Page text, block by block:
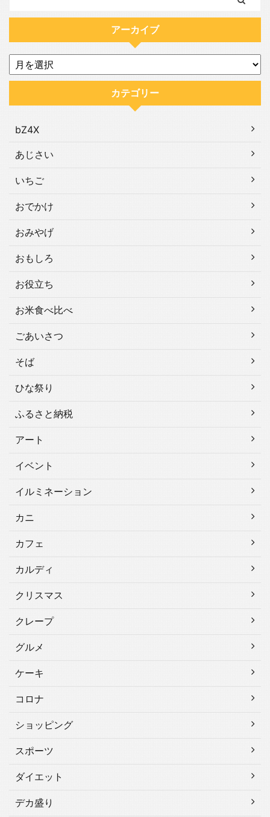
アーカイブ
カテゴリー
bZ4X
あじさい
いちご
おでかけ
おみやげ
おもしろ
お役立ち
お米食べ比べ
ごあいさつ
そば
ひな祭り
ふるさと納税
アート
イベント
イルミネーション
カニ
カフェ
カルディ
クリスマス
クレープ
グルメ
ケーキ
コロナ
ショッピング
スポーツ
ダイエット
デカ盛り